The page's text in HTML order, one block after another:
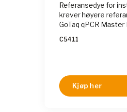
Referansedye for
krever høyere
GoTaq qPCR Master
C5411
Kjøp her